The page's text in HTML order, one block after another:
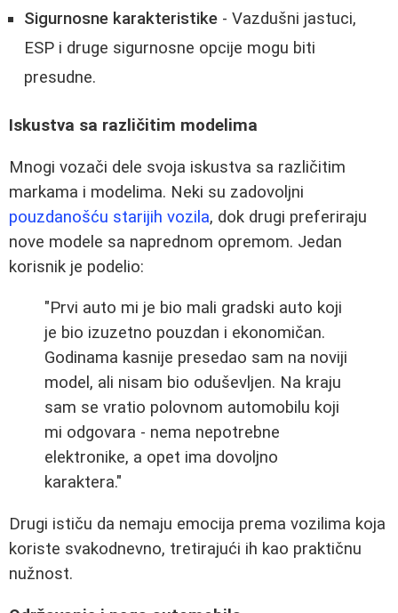
Sigurnosne karakteristike - Vazdušni jastuci,
ESP i druge sigurnosne opcije mogu biti
presudne.
Iskustva sa različitim modelima
Mnogi vozači dele svoja iskustva sa različitim
markama i modelima. Neki su zadovoljni
pouzdanošću starijih vozila, dok drugi preferiraju
nove modele sa naprednom opremom. Jedan
korisnik je podelio:
"Prvi auto mi je bio mali gradski auto koji
je bio izuzetno pouzdan i ekonomičan.
Godinama kasnije presedao sam na noviji
model, ali nisam bio oduševljen. Na kraju
sam se vratio polovnom automobilu koji
mi odgovara - nema nepotrebne
elektronike, a opet ima dovoljno
karaktera."
Drugi ističu da nemaju emocija prema vozilima koja
koriste svakodnevno, tretirajući ih kao praktičnu
nužnost.